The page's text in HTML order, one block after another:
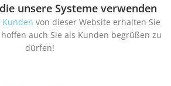
unsere Systeme verwenden
Kunden von dieser Website erhalten Sie
auch Sie als Kunden begrüßen zu
dürfen!